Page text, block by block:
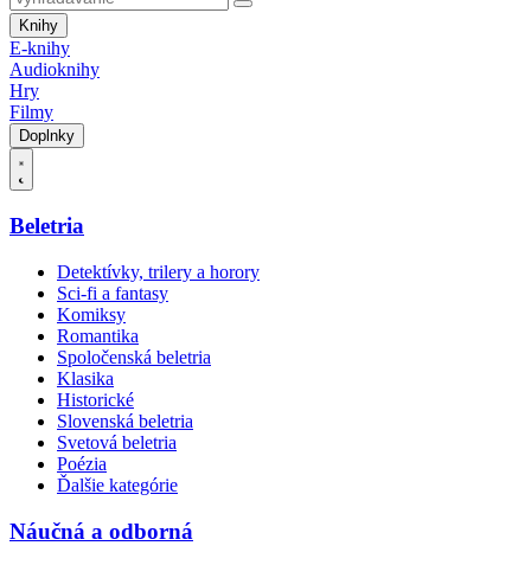
Knihy
E-knihy
Audioknihy
Hry
Filmy
Doplnky
Beletria
Detektívky, trilery a horory
Sci-fi a fantasy
Komiksy
Romantika
Spoločenská beletria
Klasika
Historické
Slovenská beletria
Svetová beletria
Poézia
Ďalšie kategórie
Náučná a odborná